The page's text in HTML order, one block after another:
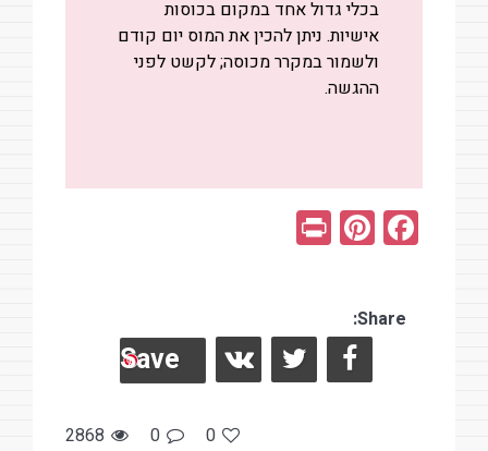
בכלי גדול אחד במקום בכוסות
אישיות. ניתן להכין את המוס יום קודם
ולשמור במקרר מכוסה; לקשט לפני
ההגשה.
F
a
b
o
Pi
nt
es Share:
Save
2868 0 0